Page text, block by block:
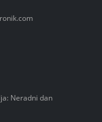
Neradni dan